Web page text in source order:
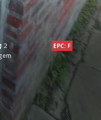
2
EPC: F